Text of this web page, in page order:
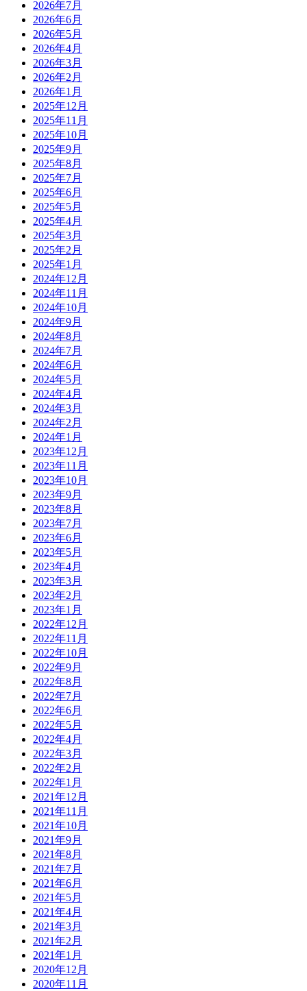
2026年7月
2026年6月
2026年5月
2026年4月
2026年3月
2026年2月
2026年1月
2025年12月
2025年11月
2025年10月
2025年9月
2025年8月
2025年7月
2025年6月
2025年5月
2025年4月
2025年3月
2025年2月
2025年1月
2024年12月
2024年11月
2024年10月
2024年9月
2024年8月
2024年7月
2024年6月
2024年5月
2024年4月
2024年3月
2024年2月
2024年1月
2023年12月
2023年11月
2023年10月
2023年9月
2023年8月
2023年7月
2023年6月
2023年5月
2023年4月
2023年3月
2023年2月
2023年1月
2022年12月
2022年11月
2022年10月
2022年9月
2022年8月
2022年7月
2022年6月
2022年5月
2022年4月
2022年3月
2022年2月
2022年1月
2021年12月
2021年11月
2021年10月
2021年9月
2021年8月
2021年7月
2021年6月
2021年5月
2021年4月
2021年3月
2021年2月
2021年1月
2020年12月
2020年11月